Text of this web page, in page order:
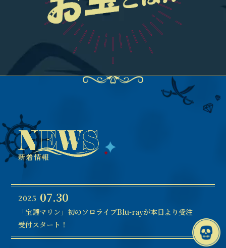
新着情報
2025 07.30
「宝鐘マリン」初のソロライブBlu-rayが本日より受注
受付スタート！